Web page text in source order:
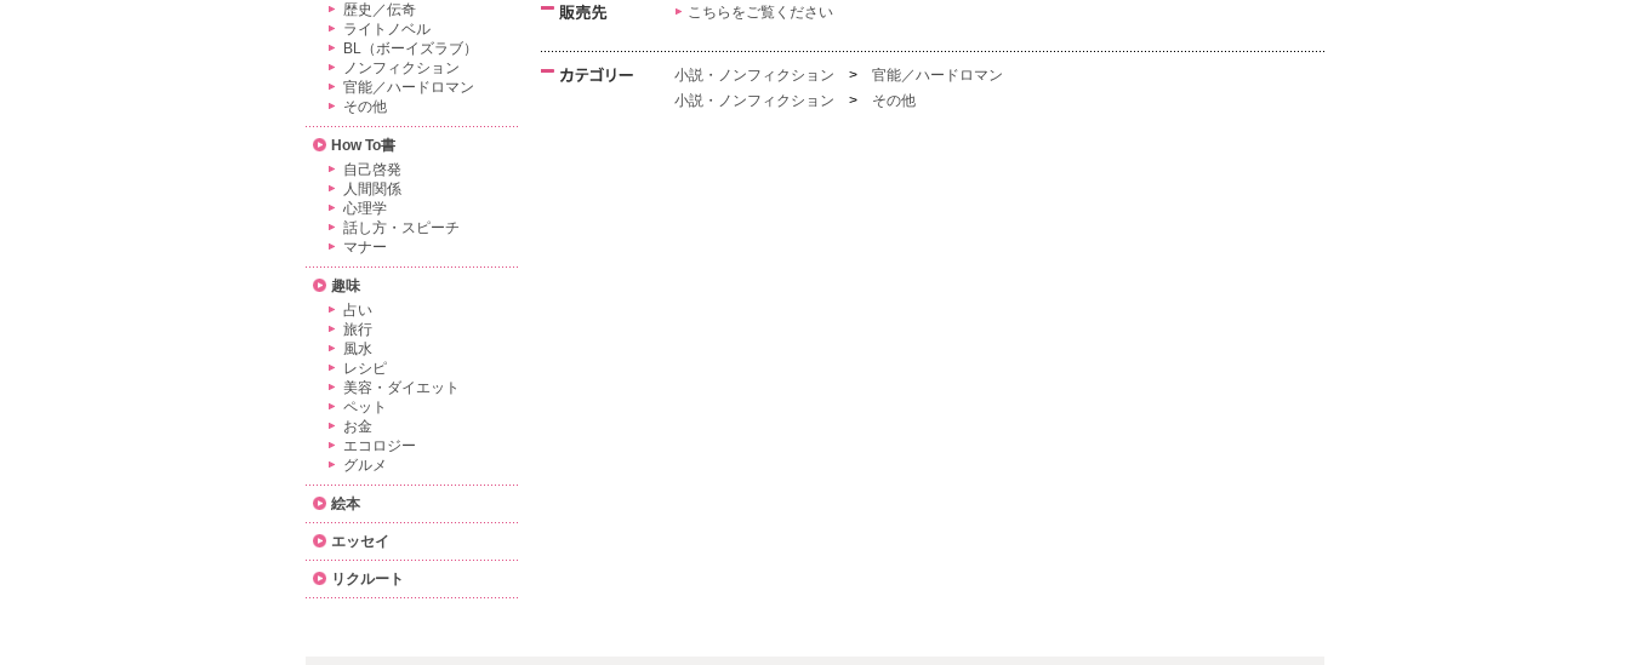
こちらをご覧ください
小説・ノンフィクション > 官能／ハードロマン
小説・ノンフィクション > その他
歴史／伝奇
ライトノベル
BL（ボーイズラブ）
ノンフィクション
官能／ハードロマン
その他
How To書
自己啓発
人間関係
心理学
話し方・スピーチ
マナー
趣味
占い
旅行
風水
レシピ
美容・ダイエット
ペット
お金
エコロジー
グルメ
絵本
エッセイ
リクルート